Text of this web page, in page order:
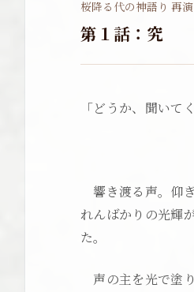
桜降る代の神語り 再演
第１話：究
「どうか、聞いて
響き渡る声。仰
れんばかりの光輝
た。
声の主を光で塗